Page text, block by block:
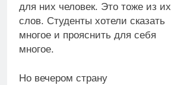
для них человек. Это тоже из их
слов. Студенты хотели сказать
многое и прояснить для себя
многое.
Но вечером страну